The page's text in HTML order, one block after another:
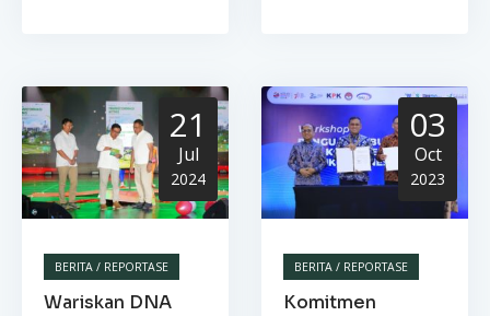
21
Jul
2024
BERITA / REPORTASE
Wariskan DNA
03
Oct
2023
BERITA / REPORTASE
Komitmen